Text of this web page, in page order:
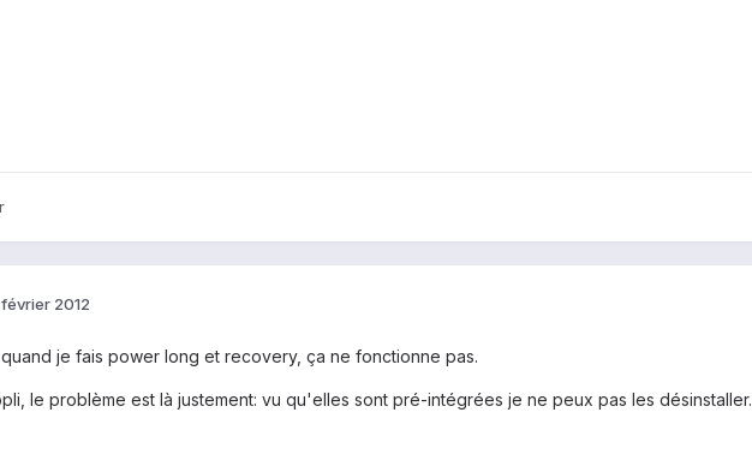
2012
quand je fais power long et recovery, ça ne fonctionne pas.
le problème est là justement: vu qu'elles sont pré-intégrées je ne peux pas les désinstaller.